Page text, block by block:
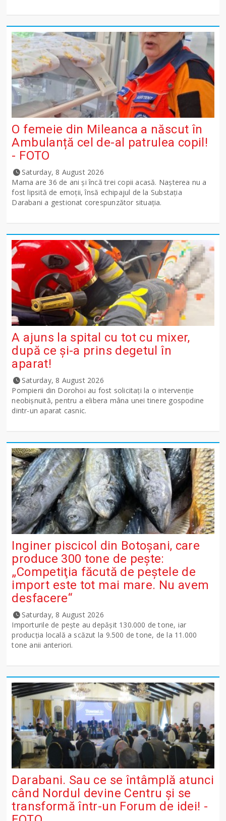
O femeie din Mileanca a născut în
Ambulanță cel de-al patrulea copil!
- FOTO
Saturday, 8 August 2026
Mama are 36 de ani și încă trei copii acasă. Nașterea nu a
fost lipsită de emoții, însă echipajul de la Substația
Darabani a gestionat corespunzător situația.
A ajuns la spital cu tot cu mixer,
după ce și-a prins degetul în
aparat!
Saturday, 8 August 2026
Pompierii din Dorohoi au fost solicitați la o intervenție
neobișnuită, pentru a elibera mâna unei tinere gospodine
dintr-un aparat casnic.
Inginer piscicol din Botoşani, care
produce 300 tone de peşte:
„Competiţia făcută de peştele de
import este tot mai mare. Nu avem
desfacere“
Saturday, 8 August 2026
Importurile de peşte au depăşit 130.000 de tone, iar
producţia locală a scăzut la 9.500 de tone, de la 11.000
tone anii anteriori.
Darabani. Sau ce se întâmplă atunci
când Nordul devine Centru și se
transformă într-un Forum de idei! -